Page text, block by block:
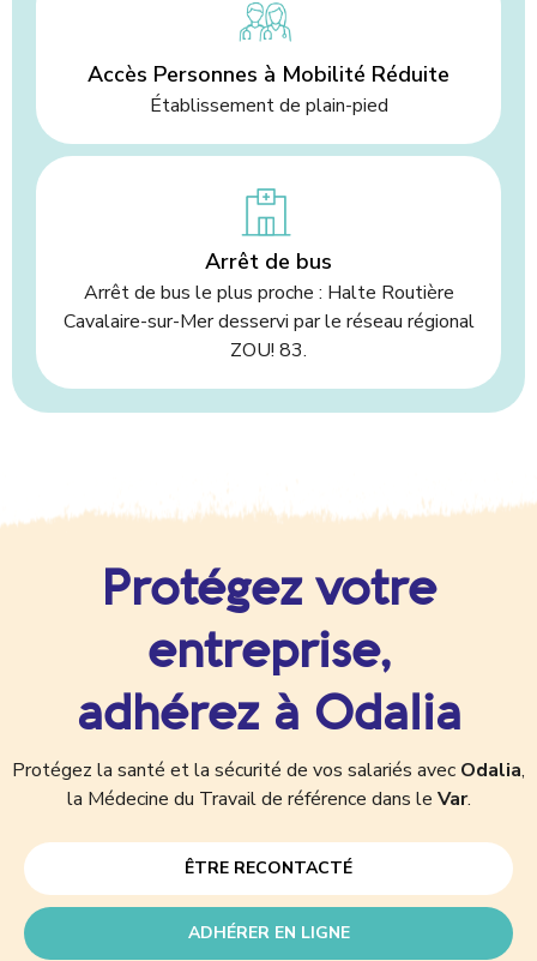
Accès Personnes à Mobilité Réduite
Établissement de plain-pied
Arrêt de bus
Arrêt de bus le plus proche : Halte Routière
Cavalaire-sur-Mer desservi par le réseau régional
ZOU! 83.
Protégez votre
entreprise,
adhérez à Odalia
Protégez la santé et la sécurité de vos salariés avec Odalia,
la Médecine du Travail de référence dans le Var.
ÊTRE RECONTACTÉ
ADHÉRER EN LIGNE